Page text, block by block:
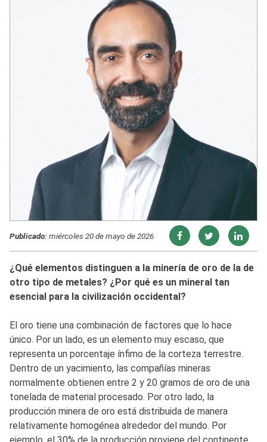
Publicado:miércoles 20 de mayo de 2026
¿Qué elementos distinguen a la minería de oro de la de
otro tipo de metales? ¿Por qué es un mineral tan
esencial para la civilización occidental?
El oro tiene una combinación de factores que lo hace
único. Por un lado, es un elemento muy escaso, que
representa un porcentaje ínfimo de la corteza terrestre.
Dentro de un yacimiento, las compañías mineras
normalmente obtienen entre 2 y 20 gramos de oro de una
tonelada de material procesado. Por otro lado, la
producción minera de oro está distribuida de manera
relativamente homogénea alrededor del mundo. Por
ejemplo, el 30% de la producción proviene del continente